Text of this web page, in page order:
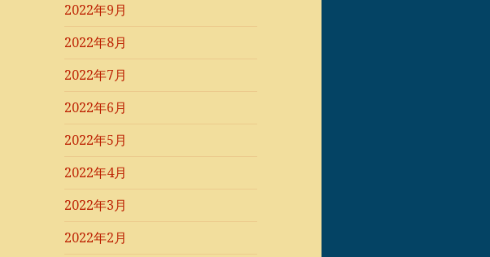
2022年9月
2022年8月
2022年7月
2022年6月
2022年5月
2022年4月
2022年3月
2022年2月